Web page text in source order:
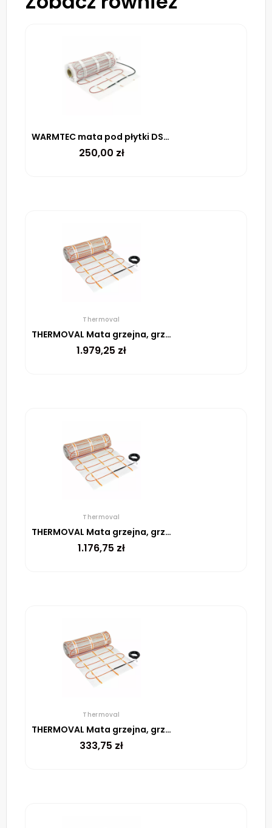
WARMTEC mata pod płytki DS2-15 170 W/m² – 1.5m²
250,00 zł
Thermoval
THERMOVAL Mata grzejna, grzewcza, elektryczna pod płytki TV TO 50 150 W/m² – 16m²
1.979,25 zł
Thermoval
THERMOVAL Mata grzejna, grzewcza, elektryczna pod płytki TV TO 50 170 W/m² – 10m²
1.176,75 zł
Thermoval
THERMOVAL Mata grzejna, grzewcza, elektryczna pod płytki TV TO 50 170 W/m² – 2m²
333,75 zł